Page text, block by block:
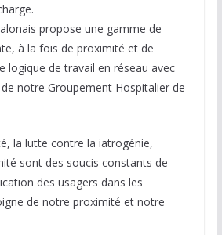
propose une gamme de
à la fois de proximité et de
logique de travail en réseau avec
notre Groupement Hospitalier de
la lutte contre la iatrogénie,
sont des soucis constants de
des usagers dans les
de notre proximité et notre